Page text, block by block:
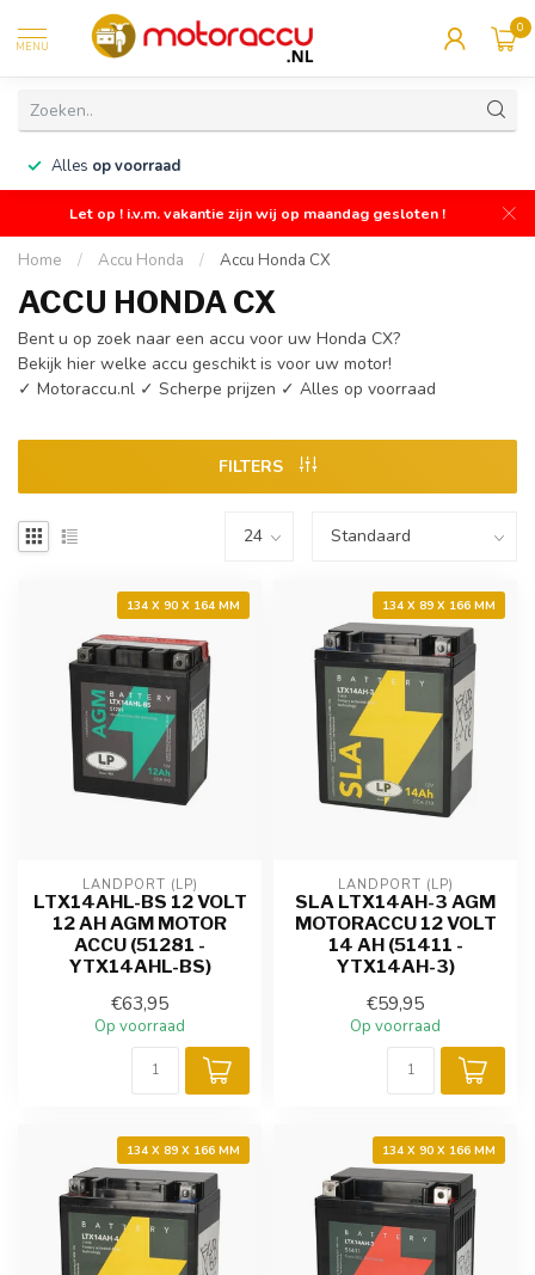
MENU
0
Alles op voorraad
Let op ! i.v.m. vakantie zijn wij op maandag gesloten !
Home / Accu Honda / Accu Honda CX
ACCU HONDA CX
Bent u op zoek naar een accu voor uw Honda CX?
Bekijk hier welke accu geschikt is voor uw motor!
✓ Motoraccu.nl ✓ Scherpe prijzen ✓ Alles op voorraad
FILTERS
134 X 90 X 164 MM
LANDPORT (LP)
LTX14AHL-BS 12 VOLT
12 AH AGM MOTOR
ACCU (51281 -
YTX14AHL-BS)
€63,95
Op voorraad
134 X 89 X 166 MM
LANDPORT (LP)
SLA LTX14AH-3 AGM
MOTORACCU 12 VOLT
14 AH (51411 -
YTX14AH-3)
€59,95
Op voorraad
134 X 89 X 166 MM 134 X 90 X 166 MM